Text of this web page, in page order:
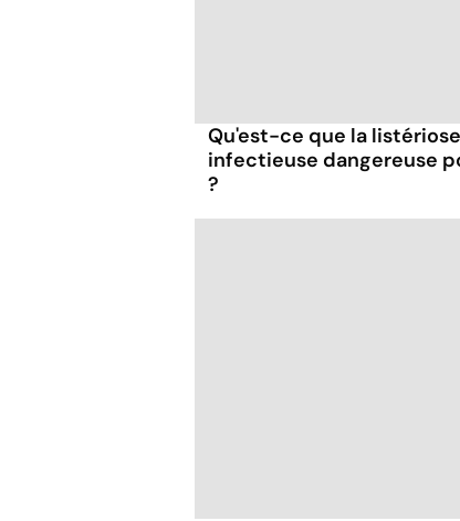
Qu'est-ce que la
infectieuse dangereuse
?